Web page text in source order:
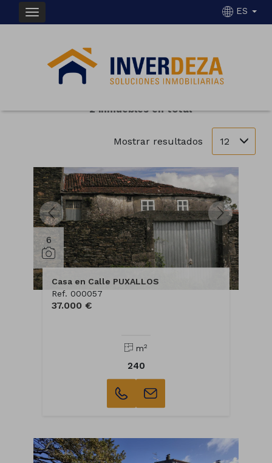
ES
INMUEBLES EN VENTA EN DOZÓN
Filtrar Ordenar
2 inmuebles en total
Mostrar resultados 12
6
Casa en Calle PUXALLOS
Ref. 000057
37.000 €
m2
240